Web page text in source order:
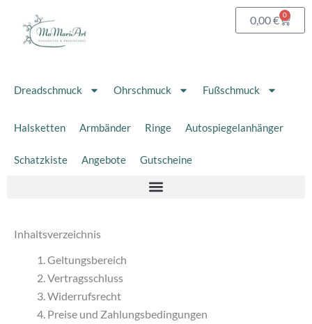
Inhalt
springen
0,00€ 0
Dreadschmuck Ohrschmuck Fußschmuck
Halsketten Armbänder Ringe Autospiegelanhänger
Schatzkiste Angebote Gutscheine
Inhaltsverzeichnis
Geltungsbereich
Vertragsschluss
Widerrufsrecht
Preise und Zahlungsbedingungen